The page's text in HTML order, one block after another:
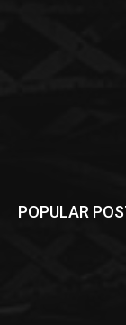
POPULAR